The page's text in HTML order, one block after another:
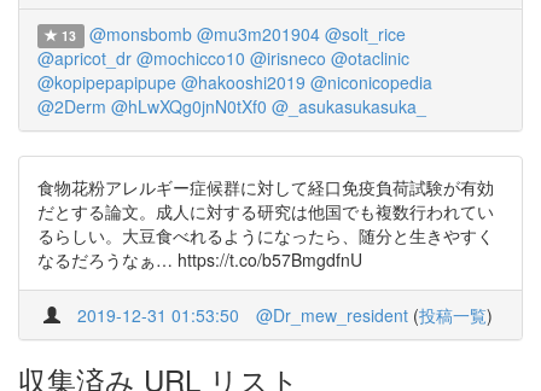
13 @monsbomb @mu3m201904 @solt_rice
@apricot_dr @mochicco10 @irisneco @otaclinic
@kopipepapipupe @hakooshi2019 @niconicopedia
@2Derm @hLwXQg0jnN0tXf0 @_asukasukasuka_
食物花粉アレルギー症候群に対して経口免疫負荷試験が有効
だとする論文。成人に対する研究は他国でも複数行われてい
るらしい。大豆食べれるようになったら、随分と生きやすく
なるだろうなぁ… https://t.co/b57BmgdfnU
2019-12-31 01:53:50 @Dr_mew_resident (投稿一覧)
収集済み URL リスト